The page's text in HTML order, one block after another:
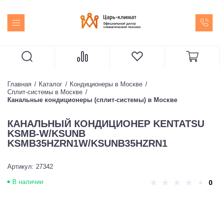
Главная Каталог
Кондиционеры в Москве
Сплит-системы в Москве
Канальные кондиционеры (сплит-системы) в Москве
КАНАЛЬНЫЙ КОНДИЦИОНЕР KENTATSU
KSMB-W/KSUNB
KSMB35HZRN1W/KSUNB35HZRN1
Артикул: 27342
В наличии 0